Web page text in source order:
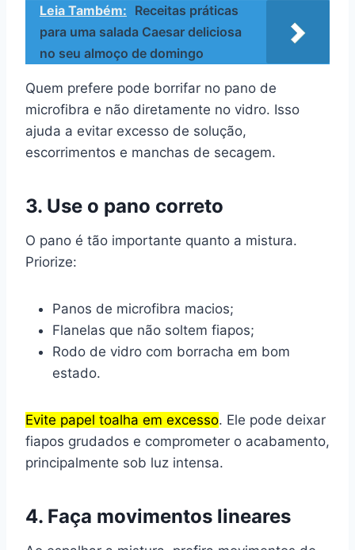
Leia Também: Receitas práticas
para uma salada Caesar deliciosa
no seu almoço de domingo
Quem prefere pode borrifar no pano de
microfibra e não diretamente no vidro. Isso
ajuda a evitar excesso de solução,
escorrimentos e manchas de secagem.
3. Use o pano correto
O pano é tão importante quanto a mistura.
Priorize:
Panos de microfibra macios;
Flanelas que não soltem fiapos;
Rodo de vidro com borracha em bom
estado.
Evite papel toalha em excesso. Ele pode deixar
fiapos grudados e comprometer o acabamento,
principalmente sob luz intensa.
4. Faça movimentos lineares